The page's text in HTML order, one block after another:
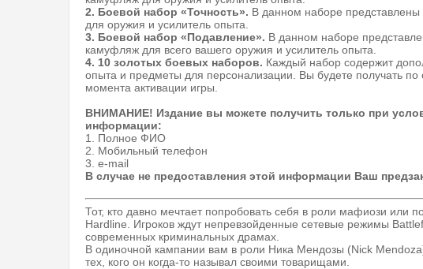
2. Боевой набор «Точность». В данном наборе
для оружия и усилитель опыта.
3. Боевой набор «Подавление». В данном наборе
камуфляж для всего вашего оружия и усилитель опыта.
4. 10 золотых боевых наборов. Каждый набор содержит
опыта и предметы для персонализации. Вы будете получать
момента активации игры.
ВНИМАНИЕ! Издание вы можете получить только при
информации:
1. Полное ФИО
2. Мобильный телефон
3. e-mail
В случае не предоставления этой информации Ваш
Тот, кто давно мечтает попробовать себя в роли мафиози или
Hardline. Игроков ждут непревзойденные сетевые режимы
современных криминальных драмах.
В одиночной кампании вам в роли Ника Мендозы (Nick
тех, кого он когда-то называл своими товарищами.